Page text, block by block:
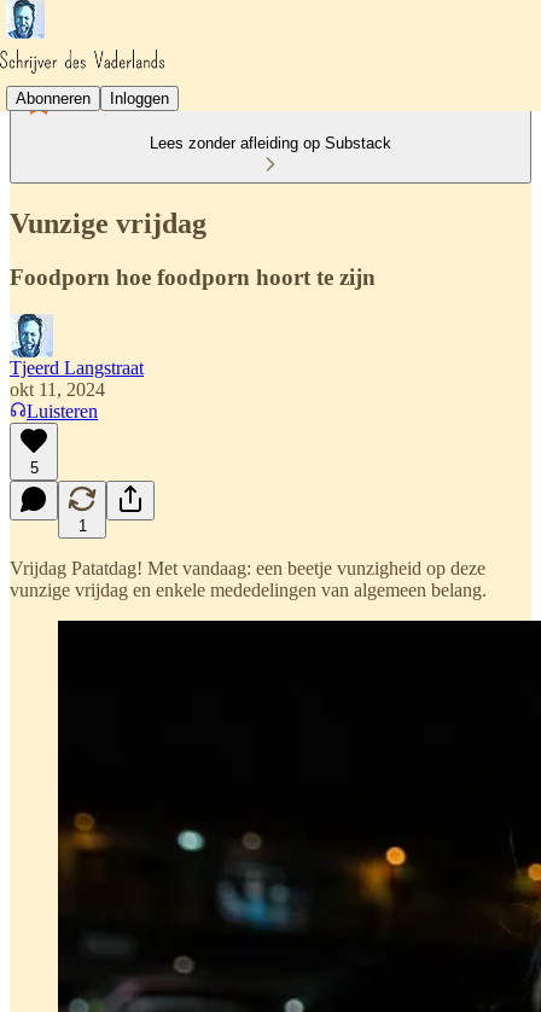
Abonneren Inloggen
Lees zonder afleiding op Substack
Vunzige vrijdag
Foodporn hoe foodporn hoort te zijn
Tjeerd Langstraat
okt 11, 2024
Luisteren
5
1
Vrijdag Patatdag! Met vandaag: een beetje vunzigheid op deze
vunzige vrijdag en enkele mededelingen van algemeen belang.